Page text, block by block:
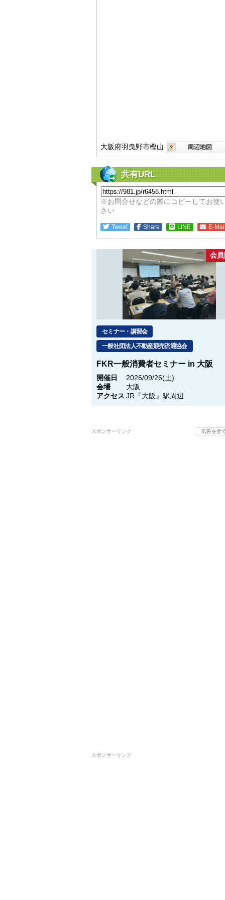
大阪府羽曳野市樫山
共有URL
※お問合せなどの際にコピーしてお使
さい
Tweet Share LINE E-
会
セミナー・講習会
一般社団法人不動産競売流通協会
FKR一般消費者セミナー in 大阪
開催日
2026/09/26(土)
会場
大阪
アクセス JR『大阪』駅周辺
スポンサーリンク 広告を全
スポンサーリンク